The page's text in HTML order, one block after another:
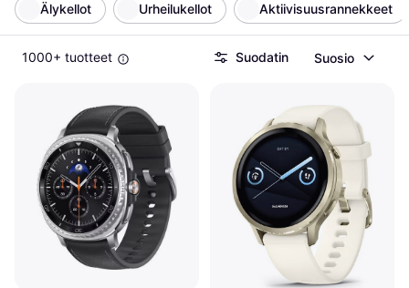
Älykellot Urheilukellot Aktiivisuusrannekkeet
1000+ tuotteet Suodatin Suosio